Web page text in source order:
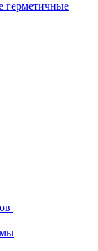
герметичные